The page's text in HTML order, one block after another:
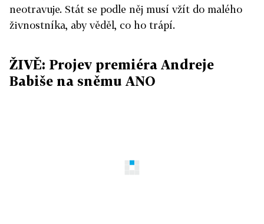
neotravuje. Stát se podle něj musí vžít do malého
živnostníka, aby věděl, co ho trápí.
ŽIVĚ: Projev premiéra Andreje
Babiše na sněmu ANO